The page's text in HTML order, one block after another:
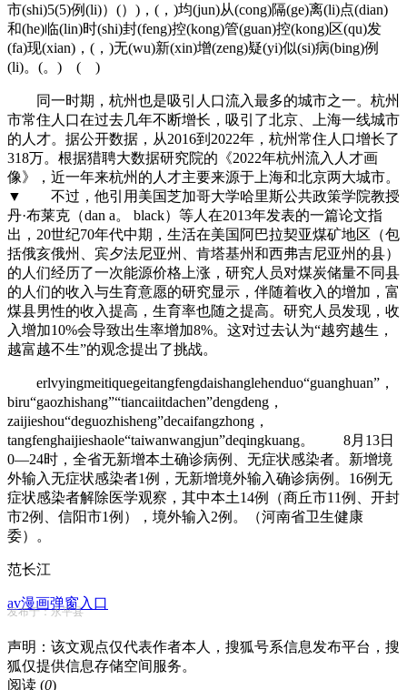
市(shi)5(5)例(li)）(）)，(，)均(jun)从(cong)隔(ge)离(li)点(dian)
和(he)临(lin)时(shi)封(feng)控(kong)管(guan)控(kong)区(qu)发
(fa)现(xian)，(，)无(wu)新(xin)增(zeng)疑(yi)似(si)病(bing)例
(li)。(。) ( )
同一时期，杭州也是吸引人口流入最多的城市之一。杭州
市常住人口在过去几年不断增长，吸引了北京、上海一线城市
的人才。据公开数据，从2016到2022年，杭州常住人口增长了
318万。根据猎聘大数据研究院的《2022年杭州流入人才画
像》，近一年来杭州的人才主要来源于上海和北京两大城市。
▼ 不过，他引用美国芝加哥大学哈里斯公共政策学院教授
丹·布莱克（dan a。 black）等人在2013年发表的一篇论文指
出，20世纪70年代中期，生活在美国阿巴拉契亚煤矿地区（包
括俄亥俄州、宾夕法尼亚州、肯塔基州和西弗吉尼亚州的县）
的人们经历了一次能源价格上涨，研究人员对煤炭储量不同县
的人们的收入与生育意愿的研究显示，伴随着收入的增加，富
煤县男性的收入提高，生育率也随之提高。研究人员发现，收
入增加10%会导致出生率增加8%。这对过去认为“越穷越生，
越富越不生”的观念提出了挑战。
erlvyingmeitiquegeitangfengdaishanglehenduo“guanghuan”，
biru“gaozhishang”“tiancaiitdachen”dengdeng，
zaijieshou“deguozhisheng”decaifangzhong，
tangfenghaijieshaole“taiwanwangjun”deqingkuang。 8月13日
0—24时，全省无新增本土确诊病例、无症状感染者。新增境
外输入无症状感染者1例，无新增境外输入确诊病例。16例无
症状感染者解除医学观察，其中本土14例（商丘市11例、开封
市2例、信阳市1例），境外输入2例。（河南省卫生健康
委）。
范长江
av漫画弹窗入口
发布于：永平县
声明：该文观点仅代表作者本人，搜狐号系信息发布平台，搜
狐仅提供信息存储空间服务。
阅读 (0)